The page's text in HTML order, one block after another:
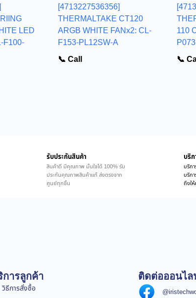
LED
F100-
[4713227536356]
THERMALTAKE CT120
ARGB WHITE FANx2: CL-
F153-PL12SW-A
📞 Call
110
📞
รับประกันสินค้า
สินค้าดี มีคุณภาพ มั่นใจได้ 100% รับ
ประกันคุณภาพสินค้าแท้ ส่งตรงจาก
ศูนย์ทุกชิ้น
บริ
บริก
บริก
ถึงใ
การลูกค้า
วิธีการสั่งซื้อ
ติดต่อออนไล